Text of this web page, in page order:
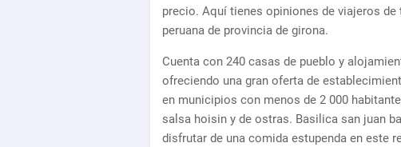
precio. Aquí tienes opiniones de viajeros
peruana de provincia de girona.
Cuenta con 240 casas de pueblo y
ofreciendo una gran oferta de
en municipios con menos de 2 000
salsa hoisin y de ostras. Basilica san juan
disfrutar de una comida estupenda en este